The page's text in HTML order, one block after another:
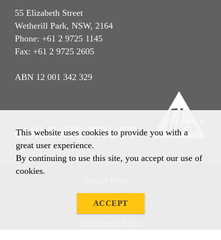
55 Elizabeth Street
Wetherill Park, NSW, 2164
Phone: +61 2 9725 1145
Fax: +61 2 9725 2605
ABN 12 001 342 329
Imprint
This website uses cookies to provide you with a
great user experience.
By continuing to use this site, you accept our use of
cookies.
ACCEPT